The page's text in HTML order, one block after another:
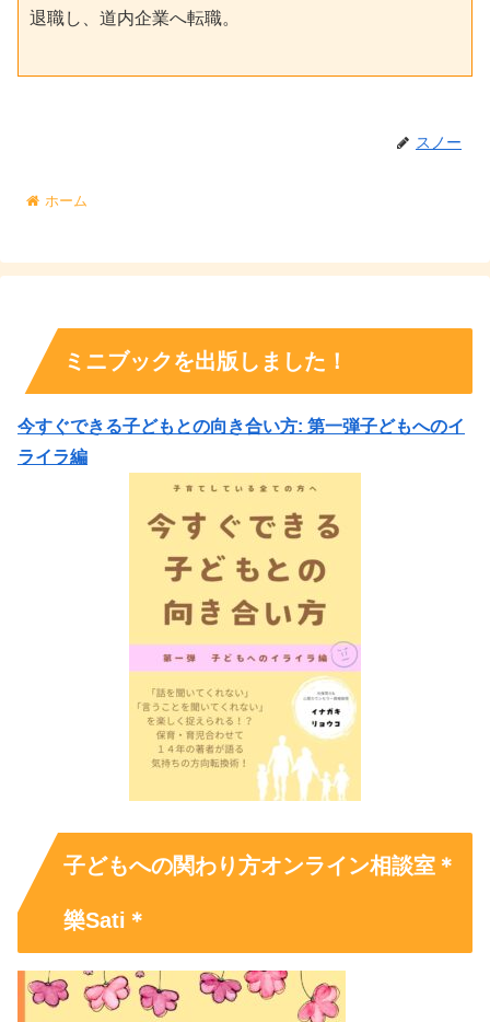
退職し、道内企業へ転職。
スノー
ホーム
ミニブックを出版しました！
今すぐできる子どもとの向き合い方: 第一弾子どもへのイ
ライラ編
子どもへの関わり方オンライン相談室＊
樂Sati＊